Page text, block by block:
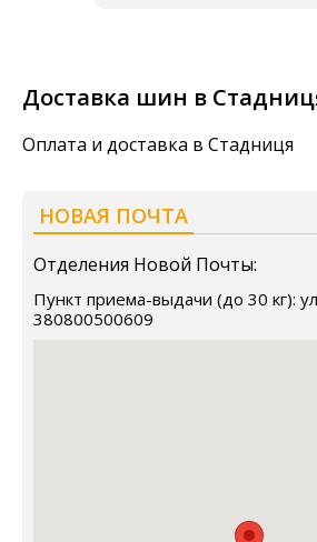
Доставка шин в
Оплата и доставка в Стадниця
НОВАЯ ПОЧТА
Отделения Новой Почты:
Пункт приема-выдачи (до 30 кг):
380800500609